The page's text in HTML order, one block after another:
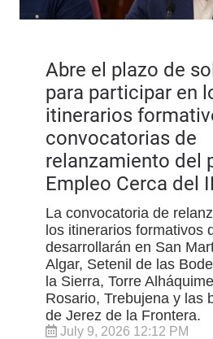
Abre el plazo de
para participar en
itinerarios
convocatorias de
relanzamiento del
Empleo Cerca del
La convocatoria de
los itinerarios formativos
desarrollarán en San
Algar, Setenil de las
la Sierra, Torre
Rosario, Trebujena y las
de Jerez de la Frontera.
July 9, 2026 12:12 PM